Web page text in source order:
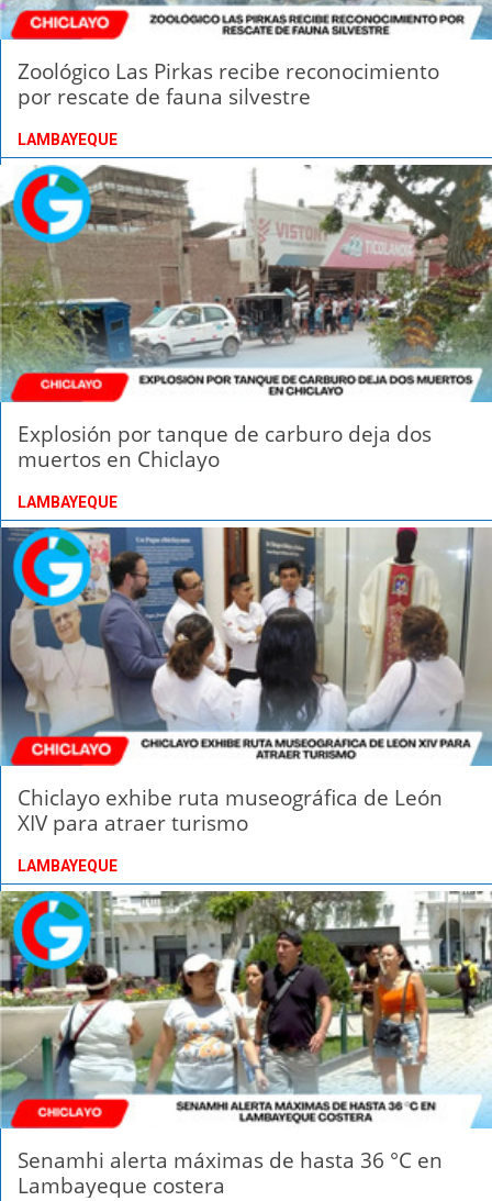
Zoológico Las Pirkas recibe reconocimiento
por rescate de fauna silvestre
LAMBAYEQUE
Explosión por tanque de carburo deja dos
muertos en Chiclayo
LAMBAYEQUE
Chiclayo exhibe ruta museográfica de León
XIV para atraer turismo
LAMBAYEQUE
Senamhi alerta máximas de hasta 36 °C en
Lambayeque costera